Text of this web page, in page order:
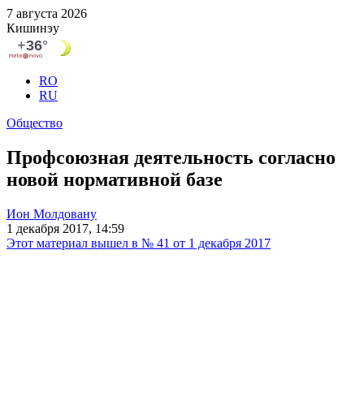
7 августа 2026
Кишинэу
RO
RU
Общество
Профсоюзная деятельность согласно
новой нормативной базе
Ион Молдовану
1 декабря 2017, 14:59
Этот материал вышел в № 41 от 1 декабря 2017